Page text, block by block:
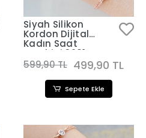
Siyah Silikon
Kordon Dijital
Kadın Saat
Kombini 3281
599,90 TL 499,90 TL
Sepete Ekle